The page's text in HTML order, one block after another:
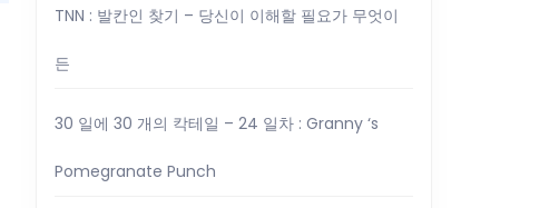
TNN : 발칸인 찾기 – 당신이 이해할 필요가 무엇이
든
30 일에 30 개의 칵테일 – 24 일차 : Granny ‘s
Pomegranate Punch